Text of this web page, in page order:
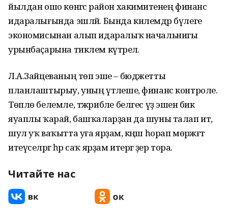
йылдан ошо көнгәсә район хакимиәтенең финанс
идаралығында эшләй. Бында килемдәр бүлеге
экономисынан алып идаралыҡ начальнигы
урынбаҫарына тиклем күтәрелә.
Л.А.Зайцеваның төп эше – бюджетты
планлаштырыу, уның үтәлеше, финанс контроле.
Төплө белемле, тәжрибәле белгес үҙ эшенә бик
яуаплы ҡарай, башҡаларҙан да шуны талап итә,
шул уҡ ваҡытта уға ярҙам, кәңәш һорап мөрәжәғәт
итеүселәргә һәр саҡ ярҙам итергә әҙер тора.
Читайте нас